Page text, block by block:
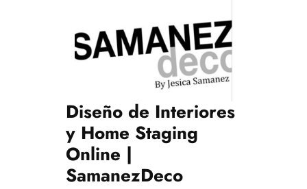
Diseño de Interiores
y Home Staging
Online |
SamanezDeco